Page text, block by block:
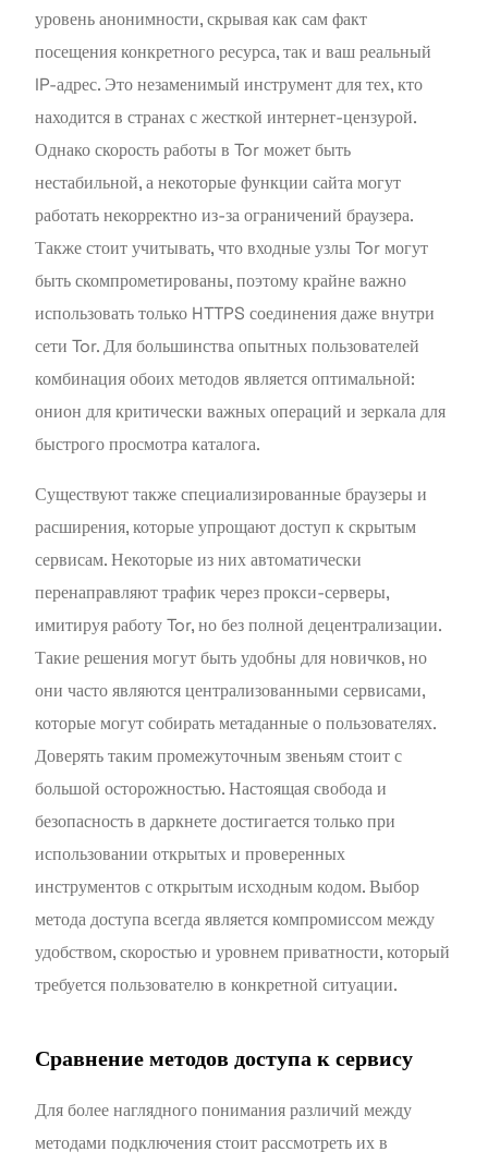
уровень анонимности, скрывая как сам факт
посещения конкретного ресурса, так и ваш реальный
IP-адрес. Это незаменимый инструмент для тех, кто
находится в странах с жесткой интернет-цензурой.
Однако скорость работы в Tor может быть
нестабильной, а некоторые функции сайта могут
работать некорректно из-за ограничений браузера.
Также стоит учитывать, что входные узлы Tor могут
быть скомпрометированы, поэтому крайне важно
использовать только HTTPS соединения даже внутри
сети Tor. Для большинства опытных пользователей
комбинация обоих методов является оптимальной:
онион для критически важных операций и зеркала для
быстрого просмотра каталога.
Существуют также специализированные браузеры и
расширения, которые упрощают доступ к скрытым
сервисам. Некоторые из них автоматически
перенаправляют трафик через прокси-серверы,
имитируя работу Tor, но без полной децентрализации.
Такие решения могут быть удобны для новичков, но
они часто являются централизованными сервисами,
которые могут собирать метаданные о пользователях.
Доверять таким промежуточным звеньям стоит с
большой осторожностью. Настоящая свобода и
безопасность в даркнете достигается только при
использовании открытых и проверенных
инструментов с открытым исходным кодом. Выбор
метода доступа всегда является компромиссом между
удобством, скоростью и уровнем приватности, который
требуется пользователю в конкретной ситуации.
Сравнение методов доступа к сервису
Для более наглядного понимания различий между
методами подключения стоит рассмотреть их в